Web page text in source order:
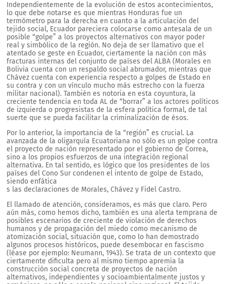
Independientemente de la evolución de estos acontecimientos,
lo que debe notarse es que mientras Honduras fue un
termómetro para la derecha en cuanto a la articulación del
tejido social, Ecuador pareciera colocarse como antesala de un
posible “golpe” a los proyectos alternativos con mayor poder
real y simbólico de la región. No deja de ser llamativo que el
atentado se geste en Ecuador, ciertamente la nación con más
fracturas internas del conjunto de países del ALBA (Morales en
Bolivia cuenta con un respaldo social abrumador, mientras que
Chávez cuenta con experiencia respecto a golpes de Estado en
su contra y con un vínculo mucho más estrecho con la fuerza
militar nacional). También es notoria en esta coyuntura, la
creciente tendencia en toda AL de “borrar” a los actores políticos
de izquierda o progresistas de la esfera política formal, de tal
suerte que se pueda facilitar la criminalización de ésos.
Por lo anterior, la importancia de la “región” es crucial. La
avanzada de la oligarquía Ecuatoriana no sólo es un golpe contra
el proyecto de nación representado por el gobierno de Correa,
sino a los propios esfuerzos de una integración regional
alternativa. En tal sentido, es lógico que los presidentes de los
países del Cono Sur condenen el intento de golpe de Estado,
siendo enfática
s las declaraciones de Morales, Chávez y Fidel Castro.
El llamado de atención, consideramos, es más que claro. Pero
aún más, como hemos dicho, también es una alerta temprana de
posibles escenarios de creciente de violación de derechos
humanos y de propagación del miedo como mecanismo de
atomización social, situación que, como lo han demostrado
algunos procesos históricos, puede desembocar en fascismo
(léase por ejemplo: Neumann, 1943). Se trata de un contexto que
ciertamente dificulta pero al mismo tiempo apremia la
construcción social concreta de proyectos de nación
alternativos, independientes y socioambientalmente justos y